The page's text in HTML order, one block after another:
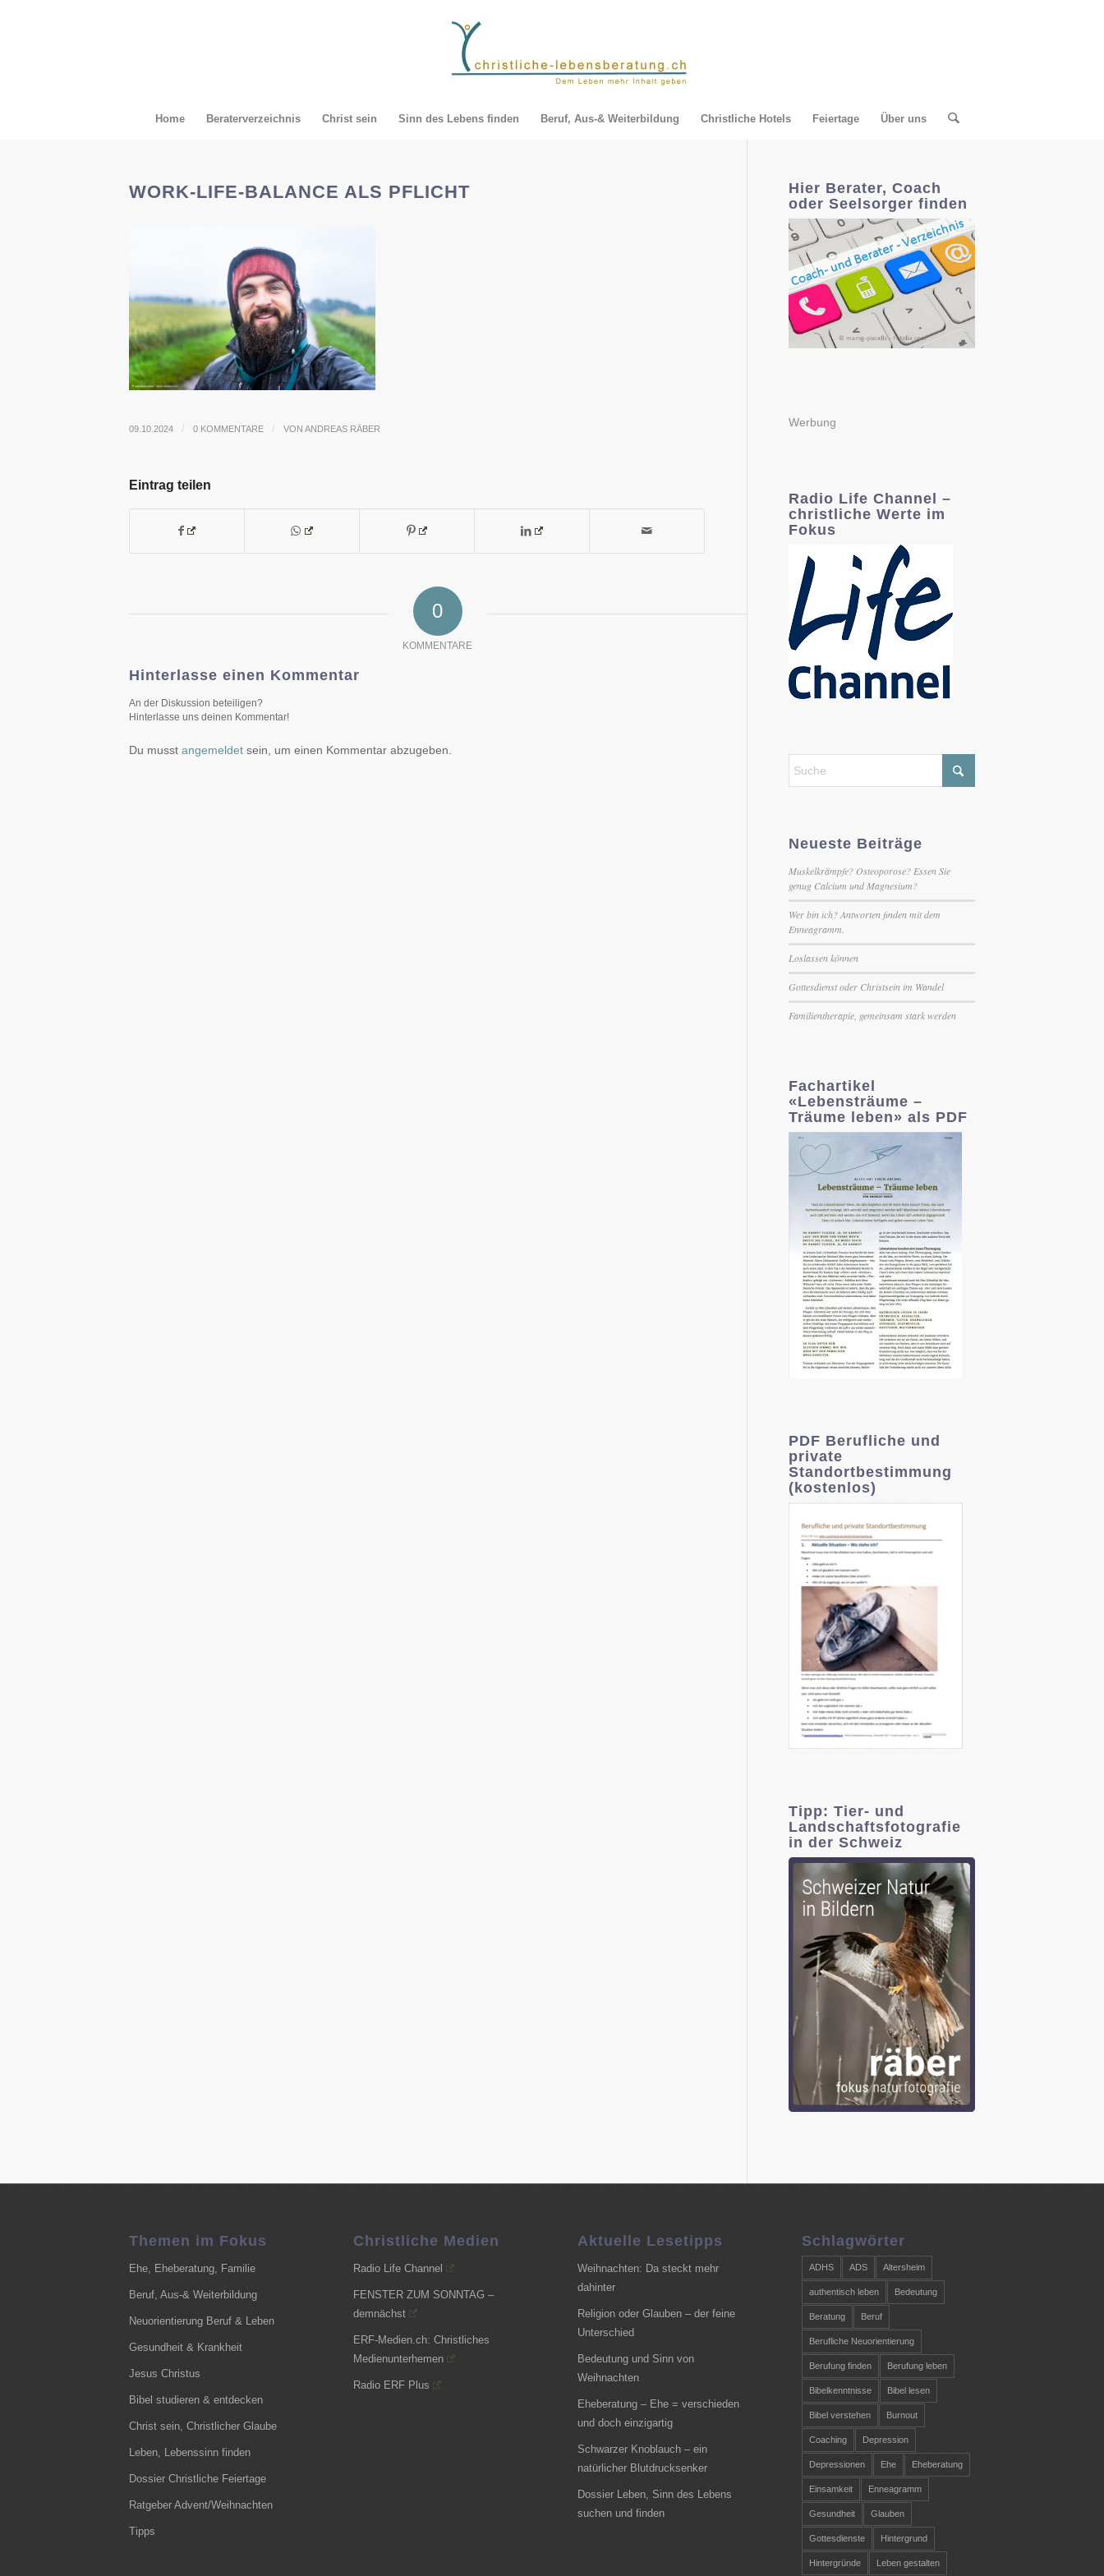
Home Beraterverzeichnis Christ sein Sinn des Lebens finden Beruf, Aus-& Weiterbildung Christliche Hotels Feiertage Über uns
WORK-LIFE-BALANCE ALS PFLICHT
09.10.2024 / 0 KOMMENTARE / VON ANDREAS RÄBER
Eintrag teilen
0
KOMMENTARE
Hinterlasse einen Kommentar
An der Diskussion beteiligen?
Hinterlasse uns deinen Kommentar!
Du musst angemeldet sein, um einen Kommentar abzugeben.
Hier Berater, Coach
oder Seelsorger finden
Werbung
Radio Life Channel –
christliche Werte im
Fokus
Neueste Beiträge
Muskelkrämpfe? Osteoporose? Essen Sie
genug Calcium und Magnesium?
Wer bin ich? Antworten finden mit dem
Enneagramm.
Loslassen können
Gottesdienst oder Christsein im Wandel
Familientherapie, gemeinsam stark werden
Fachartikel
«Lebensträume –
Träume leben» als PDF
PDF Berufliche und
private
Standortbestimmung
(kostenlos)
Tipp: Tier- und
Landschaftsfotografie
in der Schweiz
Themen im Fokus
Ehe, Eheberatung, Familie
Beruf, Aus-& Weiterbildung
Neuorientierung Beruf & Leben
Gesundheit & Krankheit
Jesus Christus
Bibel studieren & entdecken
Christ sein, Christlicher Glaube
Leben, Lebenssinn finden
Dossier Christliche Feiertage
Ratgeber Advent/Weihnachten
Tipps
Christliche Medien
Radio Life Channel
FENSTER ZUM SONNTAG –
demnächst
ERF-Medien.ch: Christliches
Medienunterhemen
Radio ERF Plus
Aktuelle Lesetipps
Weihnachten: Da steckt mehr
dahinter
Religion oder Glauben – der feine
Unterschied
Bedeutung und Sinn von
Weihnachten
Eheberatung – Ehe = verschieden
und doch einzigartig
Schwarzer Knoblauch – ein
natürlicher Blutdrucksenker
Dossier Leben, Sinn des Lebens
suchen und finden
Schlagwörter
ADHS ADS Altersheim
authentisch leben Bedeutung
Beratung Beruf
Berufliche Neuorientierung
Berufung finden Berufung leben
Bibelkenntnisse Bibel lesen
Bibel verstehen Burnout
Coaching Depression
Depressionen Ehe Eheberatung
Einsamkeit Enneagramm
Gesundheit Glauben
Gottesdienste Hintergrund
Hintergründe Leben gestalten